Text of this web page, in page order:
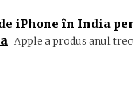
iPhone în India
Apple a produs anul